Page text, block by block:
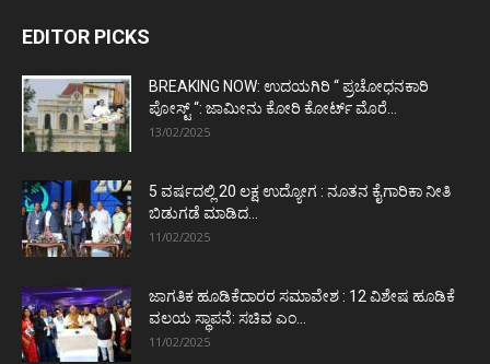
EDITOR PICKS
BREAKING NOW: ಉದಯಗಿರಿ “ ಪ್ರಚೋಧನಕಾರಿ
ಪೋಸ್ಟ್‌ “: ಜಾಮೀನು ಕೋರಿ ಕೋರ್ಟ್‌ ಮೊರೆ...
13/02/2025
5 ವರ್ಷದಲ್ಲಿ 20 ಲಕ್ಷ ಉದ್ಯೋಗ : ನೂತನ ಕೈಗಾರಿಕಾ ನೀತಿ
ಬಿಡುಗಡೆ ಮಾಡಿದ...
11/02/2025
ಜಾಗತಿಕ ಹೂಡಿಕೆದಾರರ ಸಮಾವೇಶ : 12 ವಿಶೇಷ ಹೂಡಿಕೆ
ವಲಯ ಸ್ಥಾಪನೆ: ಸಚಿವ ಎಂ...
11/02/2025